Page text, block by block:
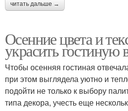
читать дальше →
Осенние цвета и
украсить гостиную
Чтобы осенняя гостиная
при этом выглядела уютно и
подойти не только к выбору
типа декора, учесть еще